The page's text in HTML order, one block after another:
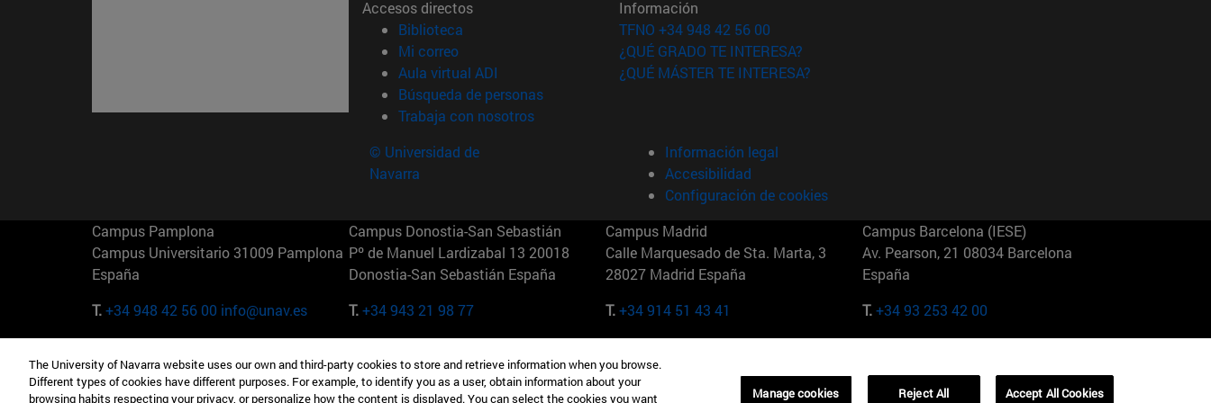
Accesos directos
Biblioteca (abre en nueva ventana)
Mi correo(abre en nueva ventana)
Aula virtual ADI (abre en nueva ventana)
Búsqueda de personas(abre en nueva ventana)
Trabaja con nosotros(abre en nueva ventana)
Información
TFNO +34 948 42 56 00
¿QUÉ GRADO TE INTERESA?
¿QUÉ MÁSTER TE INTERESA?
© Universidad de
Navarra
Información legal
Accesibilidad
Configuración de cookies
Campus Pamplona
Campus Universitario 31009 Pamplona
España
T.+34 948 42 56 00 info@unav.es
Campus Donostia-San Sebastián
Pº de Manuel Lardizabal 13 20018
Donostia-San Sebastián España
T.+34 943 21 98 77
Campus Madrid
Calle Marquesado de Sta. Marta, 3
28027 Madrid España
T.+34 914 51 43 41
Campus Barcelona (IESE)
Av. Pearson, 21 08034 Barcelona
España
T.+34 93 253 42 00
Camino del Cerro Águila 3 28023
Madrid España
165 W 57th St 10019-2201 Nueva York
EE.UU
Maria-Theresia-Straße 15 81675
Múnich Alemania
01321001 Bela Vista Brasil
The University of Navarra website uses our own and third-party cookies to store and retrieve information when you browse.
Different types of cookies have different purposes. For example, to identify you as a user, obtain information about your
browsing habits respecting your privacy, or personalize how the content is displayed. You can select the cookies you want
Manage cookies Reject All Accept All Cookies